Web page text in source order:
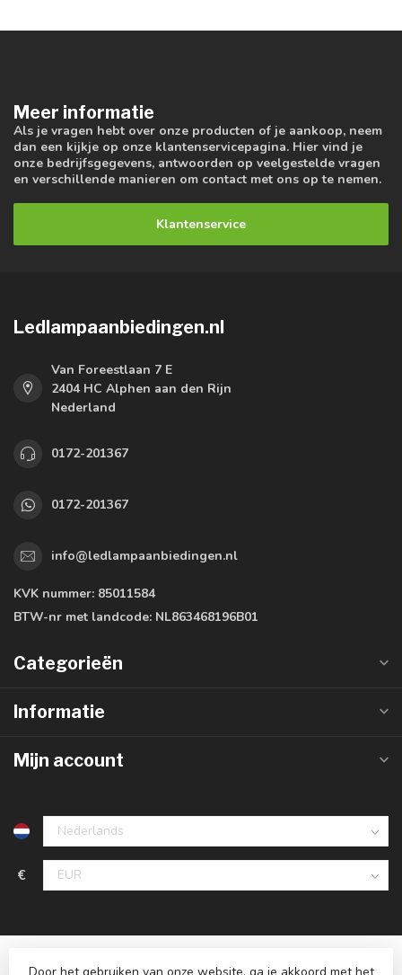
Meer informatie
Als je vragen hebt over onze producten of je aankoop, neem
dan een kijkje op onze klantenservicepagina. Hier vind je
onze bedrijfsgegevens, antwoorden op veelgestelde vragen
en verschillende manieren om contact met ons op te nemen.
Klantenservice
Ledlampaanbiedingen.nl
Van Foreestlaan 7 E
2404 HC Alphen aan den Rijn
Nederland
0172-201367
0172-201367
info@ledlampaanbiedingen.nl
KVK nummer: 85011584
BTW-nr met landcode: NL863468196B01
Categorieën
Informatie
Mijn account
€